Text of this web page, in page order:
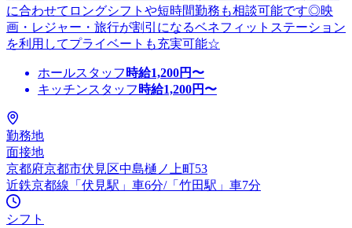
に合わせてロングシフトや短時間勤務も相談可能です◎映
画・レジャー・旅行が割引になるベネフィットステーション
を利用してプライベートも充実可能☆
ホールスタッフ 時給1,200円〜
キッチンスタッフ 時給1,200円〜
勤務地
面接地
京都府京都市伏見区中島樋ノ上町53
近鉄京都線「伏見駅」車6分/「竹田駅」車7分
シフト